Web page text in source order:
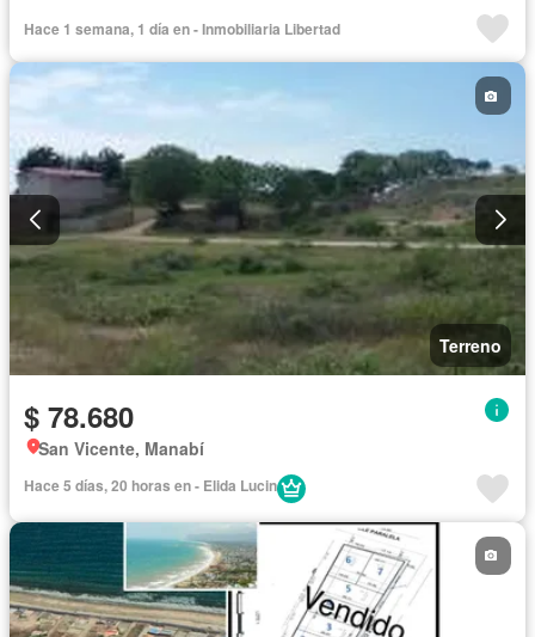
Hace 1 semana, 1 día en - Inmobiliaria Libertad
Terreno
$ 78.680
San Vicente, Manabí
Hace 5 días, 20 horas en - Elida Lucin